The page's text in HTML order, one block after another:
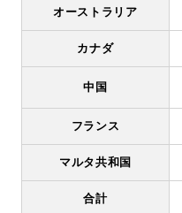
オーストラリア
カナダ
中国
フランス
マルタ共和国
合計